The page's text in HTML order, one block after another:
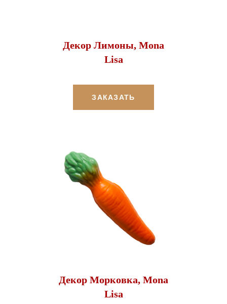
Декор Лимоны, Mona
Lisa
ЗАКАЗАТЬ
Декор Морковка, Mona
Lisa